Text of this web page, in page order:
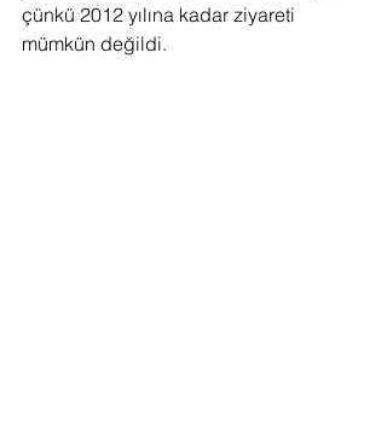
çünkü 2012 yılına kadar ziyareti
mümkün değildi.